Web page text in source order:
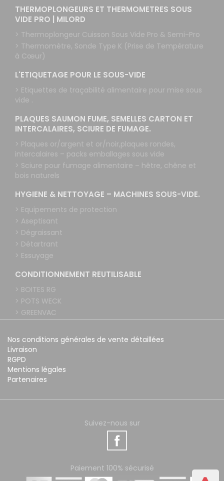
THERMOPLONGEURS ET THERMOMETRES SOUS
VIDE PRO | MILORD
> Thermoplongeur Cuisson Sous Vide Pro & Semi-Pro
> Thermomètre, Sonde Type K (Prise de Température
à Cœur)
L'ETIQUETAGE POUR LE SOUS-VIDE
> Etiquettes de traçabilité alimentaire pour mise sous
vide .
PLAQUES SAUMON FUME, SEMELLES CARTON ET
INTERCALAIRES, SCIURE DE FUMAGE.
> Plaques or/argent et or/noir,plaques rondes,
intercalaires – packs emballages sous vide
> Sciure pour fumage alimentaire – hêtre, chêne et
bois naturels
HYGIENE & NETTOYAGE – MACHINES SOUS-VIDE.
> Equipements de protection
> Aseptisant
> Dégraissant
> Détartrant
> Essuyage
CONDITIONNEMENT REUTILISABLE
> BOITES RG
> POTS WECK
> GREENVAC
Nos conditions générales de vente détaillées
Livraison
RGPD
Mentions légales
Partenaires
Suivez-nous sur
Paiement 100% sécurisé